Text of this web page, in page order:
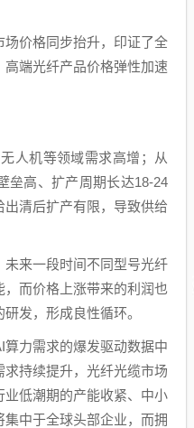
场价格同步抬升，印证了全
端光纤产品价格弹性加速
无人机等领域需求高增；从
垒高、扩产周期长达18-24
清后扩产有限，导致供给
未来一段时间不同型号光纤
而价格上涨带来的利润也
发，形成良性循环。
算力需求的爆发驱动数据中
持续提升，光纤光缆市场
低潮期的产能收紧、中小
中于全球头部企业，而拥